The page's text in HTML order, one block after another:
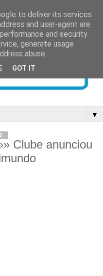
▼
Clube anunciou
to deliver its services
and user-agent are
and security
generate usage
abuse.
GOT IT